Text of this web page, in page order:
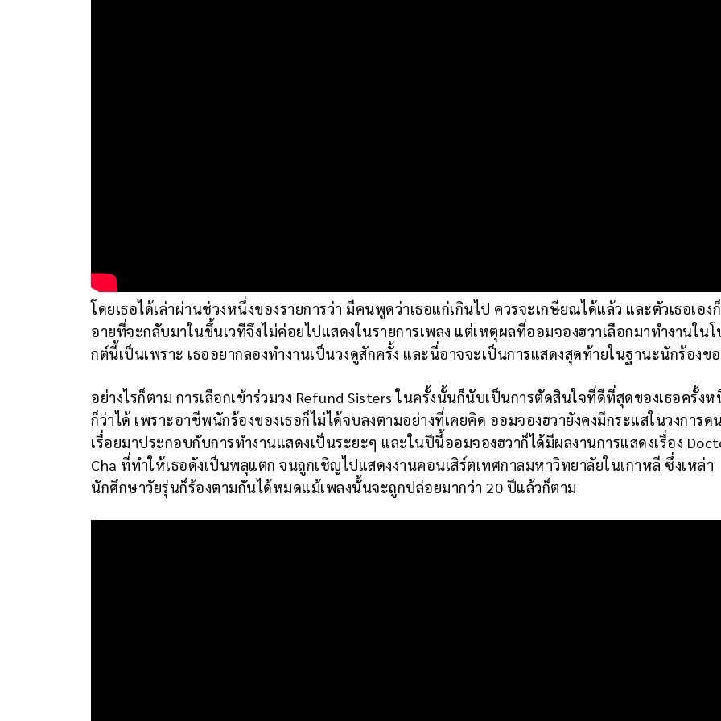
โดยเธอได้เล่าผ่านช่วงหนึ่งของรายการว่า มีคนพูดว่าเธอแก่เกินไป ควรจะเกษียณได้แล้ว และตัวเธอเอง
อายที่จะกลับมาในขึ้นเวทีจึงไม่ค่อยไปแสดงในรายการเพลง แต่เหตุผลที่ออมจองฮวาเลือกมาทำงานในโ
กต์นี้เป็นเพราะ เธออยากลองทำงานเป็นวงดูสักครั้ง และนี่อาจจะเป็นการแสดงสุดท้ายในฐานะนักร้องขอ
อย่างไรก็ตาม การเลือกเข้าร่วมวง Refund Sisters ในครั้งนั้นก็นับเป็นการตัดสินใจที่ดีที่สุดของเธอครั้งห
ก็ว่าได้ เพราะอาชีพนักร้องของเธอก็ไม่ได้จบลงตามอย่างที่เคยคิด ออมจองฮวายังคงมีกระแสในวงการด
เรื่อยมาประกอบกับการทำงานแสดงเป็นระยะๆ และในปีนี้ออมจองฮวาก็ได้มีผลงานการแสดงเรื่อง
Cha ที่ทำให้เธอดังเป็นพลุแตก จนถูกเชิญไปแสดงงานคอนเสิร์ตเทศกาลมหาวิทยาลัยในเกาหลี ซึ่งเหล่า
นักศึกษาวัยรุ่นก็ร้องตามกันได้หมดแม้เพลงนั้นจะถูกปล่อยมากว่า 20 ปีแล้วก็ตาม